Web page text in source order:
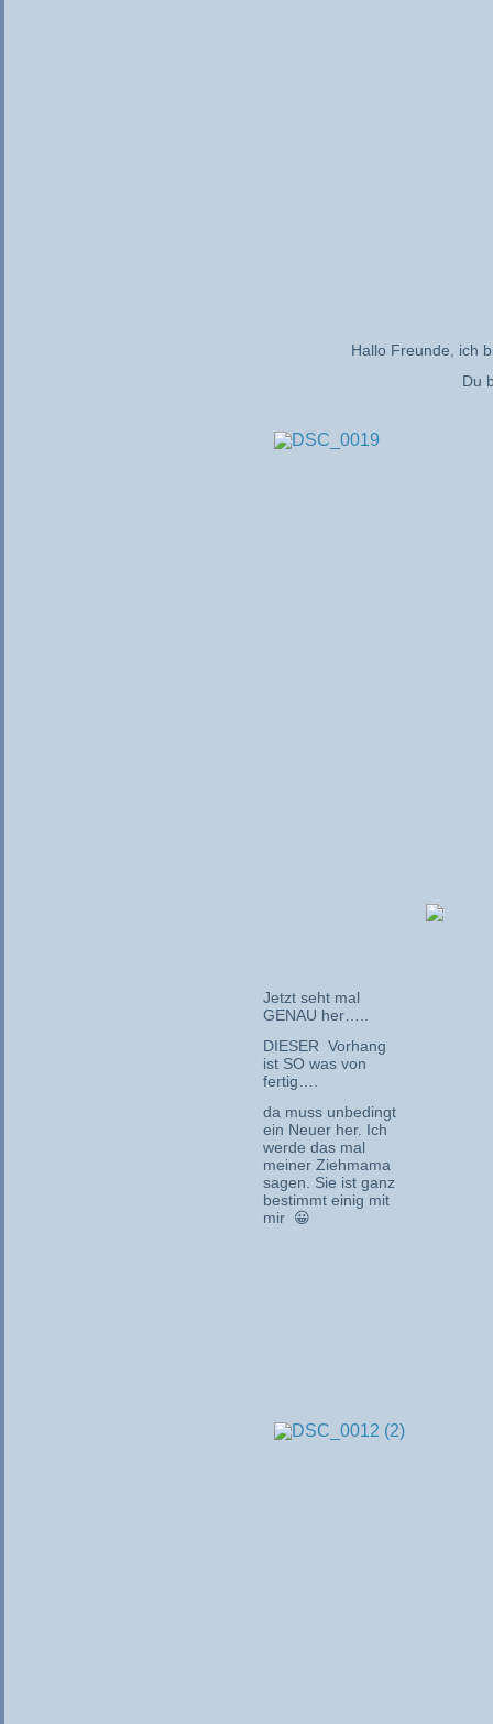
Hallo Freunde, ich
Du
Jetzt seht mal
GENAU her…..
DIESER Vorhang
ist SO was von
fertig….
da muss unbedingt
ein Neuer her. Ich
werde das mal
meiner Ziehmama
sagen. Sie ist ganz
bestimmt einig mit
mir 😀